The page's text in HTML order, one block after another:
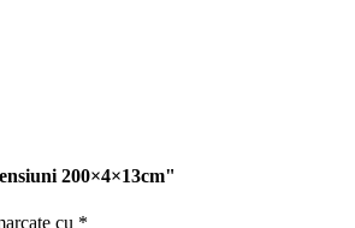
200×4×13cm"
cu *